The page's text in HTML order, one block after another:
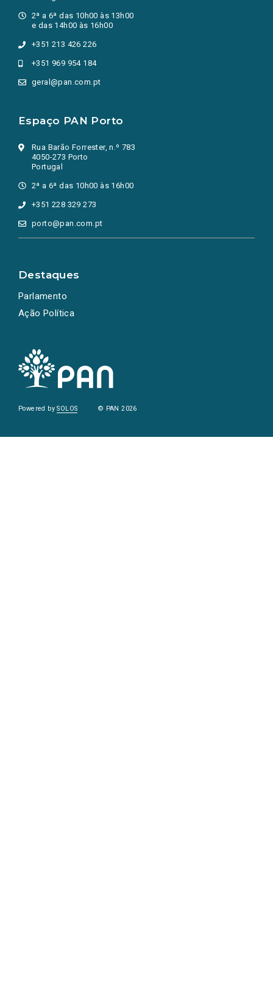
2ª a 6ª das 10h00 às 13h00
e das 14h00 às 16h00
+351 213 426 226
+351 969 954 184
geral@pan.com.pt
Espaço PAN Porto
Rua Barão Forrester, n.º 783
4050-273 Porto
Portugal
2ª a 6ª das 10h00 às 16h00
+351 228 329 273
porto@pan.com.pt
Destaques
Parlamento
Ação Política
Powered bySOLOS © PAN 2026